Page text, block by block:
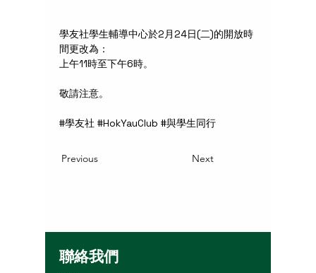
學友社學生輔導中心於2月24日(二)的開放時
間更改為：
上午11時至下午6時。
敬請注意。
#學友社 #HokYauClub #與學生同行
Previous Next
聯絡我們